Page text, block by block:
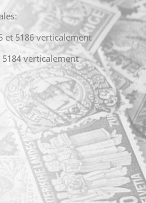
et 5186 verticalement
verticalement